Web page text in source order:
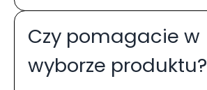
Czy pomagacie w
wyborze produktu?